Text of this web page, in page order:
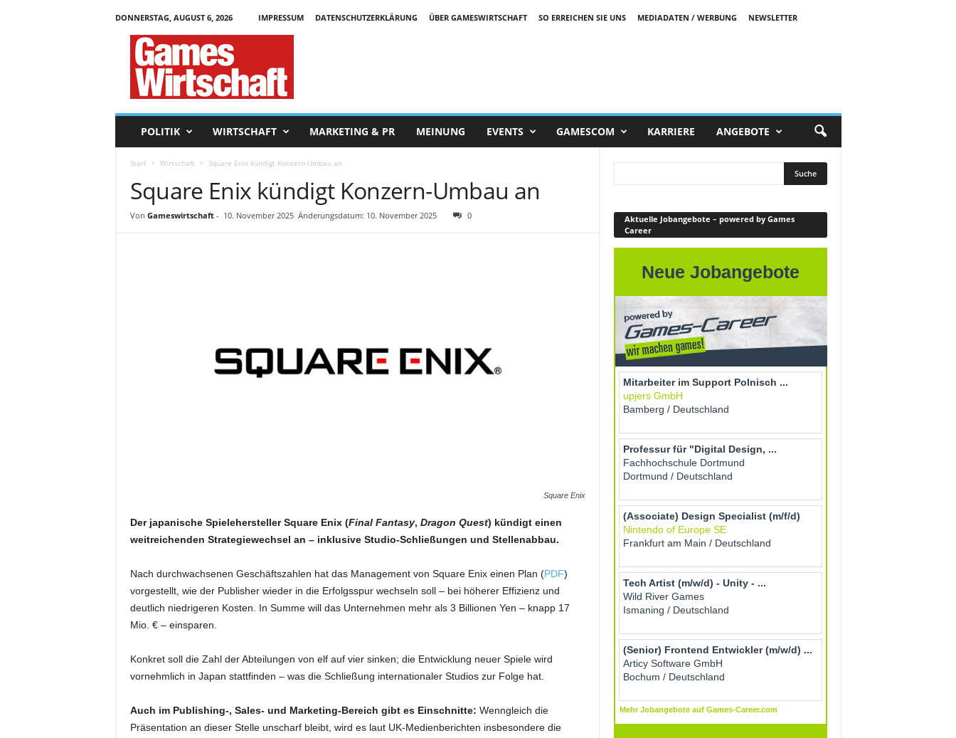
DONNERSTAG, AUGUST 6, 2026 IMPRESSUM DATENSCHUTZERKLÄRUNG ÜBER GAMESWIRTSCHAFT SO ERREICHEN SIE UNS MEDIADATEN / WERBUNG
NEWSLETTER
POLITIK WIRTSCHAFT MARKETING & PR MEINUNG EVENTS GAMESCOM KARRIERE ANGEBOTE
Start Wirtschaft Square Enix kündigt Konzern-Umbau an
Square Enix kündigt Konzern-Umbau an
Von Gameswirtschaft- 10. November 2025 Änderungsdatum: 10. November 2025 0
Square Enix
Der japanische Spielehersteller Square Enix (Final Fantasy, Dragon Quest) kündigt einen
weitreichenden Strategiewechsel an – inklusive Studio-Schließungen und Stellenabbau.
Nach durchwachsenen Geschäftszahlen hat das Management von Square Enix einen Plan (PDF)
vorgestellt, wie der Publisher wieder in die Erfolgsspur wechseln soll – bei höherer Effizienz und
deutlich niedrigeren Kosten. In Summe will das Unternehmen mehr als 3 Billionen Yen – knapp 17
Mio. € – einsparen.
Konkret soll die Zahl der Abteilungen von elf auf vier sinken; die Entwicklung neuer Spiele wird
vornehmlich in Japan stattfinden – was die Schließung internationaler Studios zur Folge hat.
Auch im Publishing-, Sales- und Marketing-Bereich gibt es Einschnitte: Wenngleich die
Präsentation an dieser Stelle unscharf bleibt, wird es laut UK-Medienberichten insbesondere die
Aktuelle Jobangebote – powered by Games
Career